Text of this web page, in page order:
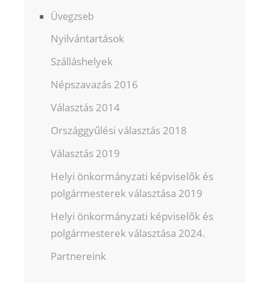
Üvegzseb
Nyilvántartások
Szálláshelyek
Népszavazás 2016
Választás 2014
Országgyűlési választás 2018
Választás 2019
Helyi önkormányzati képviselők és
polgármesterek választása 2019
Helyi önkormányzati képviselők és
polgármesterek választása 2024.
Partnereink